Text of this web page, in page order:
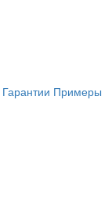
Гарантии Примеры